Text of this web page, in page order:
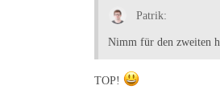
Patrik:
Nimm für den zweiten
TOP!